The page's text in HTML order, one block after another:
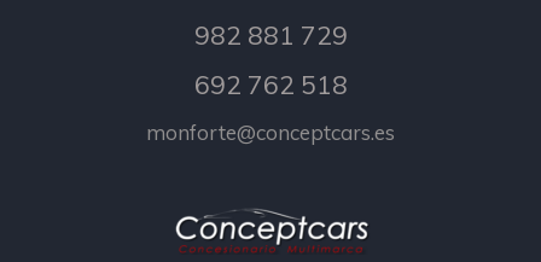
982 881 729
692 762 518
monforte@conceptcars.es